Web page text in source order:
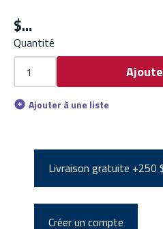
$
Quantité
Ajouter à une liste
Livraison gratuite +250
Créer un compte